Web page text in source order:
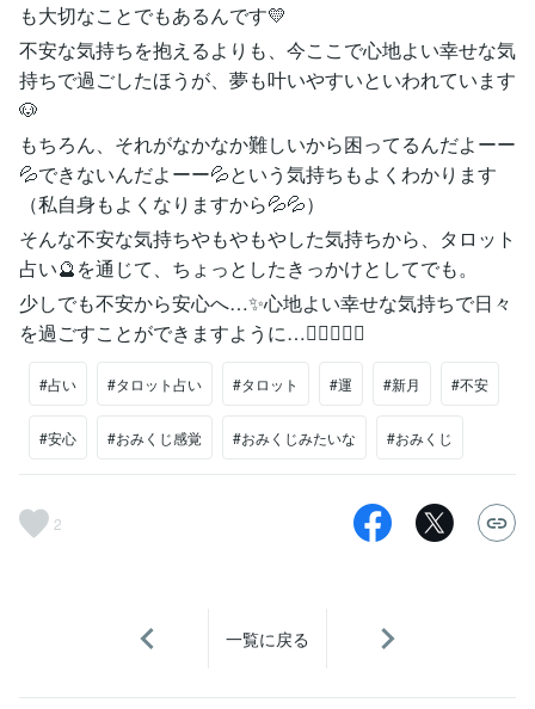
も大切なことでもあるんです💛
不安な気持ちを抱えるよりも、今ここで心地よい幸せな気
持ちで過ごしたほうが、夢も叶いやすいといわれています
🐶
もちろん、それがなかなか難しいから困ってるんだよーー
💦できないんだよーー💦という気持ちもよくわかります
（私自身もよくなりますから💦💦）
そんな不安な気持ちやもやもやした気持ちから、タロット
占い🔮を通じて、ちょっとしたきっかけとしてでも。
少しでも不安から安心へ…✨心地よい幸せな気持ちで日々
を過ごすことができますように…🧙‍♀️🧙‍♂️✨
#占い #タロット占い #タロット #運 #新月 #不安
#安心 #おみくじ感覚 #おみくじみたいな #おみくじ
2
一覧に戻る